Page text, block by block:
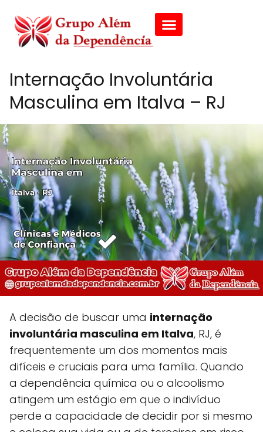
Internação Involuntária
Masculina em Italva – RJ
A decisão de buscar uma internação
involuntária masculina em Italva, RJ, é
frequentemente um dos momentos mais
difíceis e cruciais para uma família. Quando
a dependência química ou o alcoolismo
atingem um estágio em que o indivíduo
perde a capacidade de decidir por si mesmo